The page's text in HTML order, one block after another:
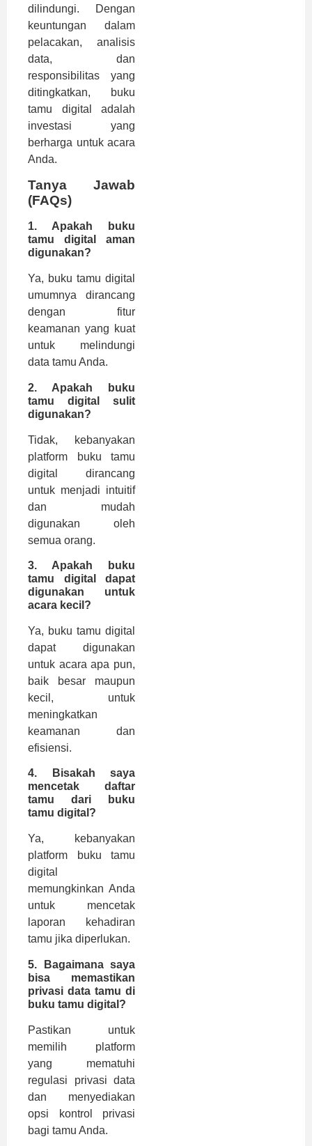
dilindungi. Dengan
keuntungan dalam
pelacakan, analisis
data, dan
responsibilitas yang
ditingkatkan, buku
tamu digital adalah
investasi yang
berharga untuk acara
Anda.
Tanya Jawab
(FAQs)
1. Apakah buku
tamu digital aman
digunakan?
Ya, buku tamu digital
umumnya dirancang
dengan fitur
keamanan yang kuat
untuk melindungi
data tamu Anda.
2. Apakah buku
tamu digital sulit
digunakan?
Tidak, kebanyakan
platform buku tamu
digital dirancang
untuk menjadi intuitif
dan mudah
digunakan oleh
semua orang.
3. Apakah buku
tamu digital dapat
digunakan untuk
acara kecil?
Ya, buku tamu digital
dapat digunakan
untuk acara apa pun,
baik besar maupun
kecil, untuk
meningkatkan
keamanan dan
efisiensi.
4. Bisakah saya
mencetak daftar
tamu dari buku
tamu digital?
Ya, kebanyakan
platform buku tamu
digital
memungkinkan Anda
untuk mencetak
laporan kehadiran
tamu jika diperlukan.
5. Bagaimana saya
bisa memastikan
privasi data tamu di
buku tamu digital?
Pastikan untuk
memilih platform
yang mematuhi
regulasi privasi data
dan menyediakan
opsi kontrol privasi
bagi tamu Anda.